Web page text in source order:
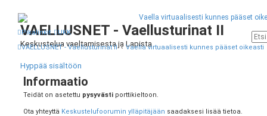
VAELLUSNET - Vaellusturinat II
Keskustelua vaeltamisesta ja Lapista
Hyppää sisältöön
Pikalinkit
UKK
VAELLUSNET - Vaellusturinat II
Vaella virtuaalisesti kunnes pääset oikeasti
Informaatio
Teidät on asetettu pysyvästi porttikieltoon.
Ota yhteyttä Keskustelufoorumin ylläpitäjään saadaksesi lisää tietoa.